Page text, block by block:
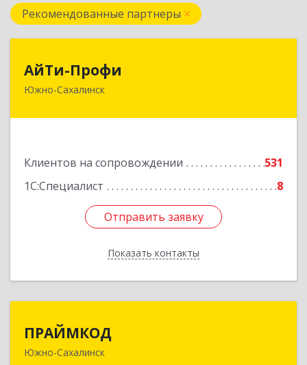
Рекомендованные партнеры
АйТи-Профи
Южно-Сахалинск
Клиентов на сопровождении
531
1С:Специалист
8
Отправить заявку
Показать контакты
693023, Сахалинская обл, город Южно-
Подробнее
Отправить заявку
Назад
ПРАЙМКОД
Южно-Сахалинск
693020, Сахалинская обл, г.о. Город Южно-